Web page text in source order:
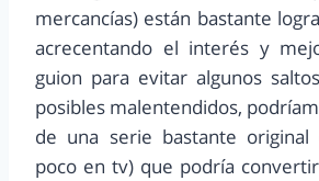
mercancías) están bastante
acrecentando el interés y
guion para evitar algunos
posibles malentendidos,
de una serie bastante original
poco en tv) que podría